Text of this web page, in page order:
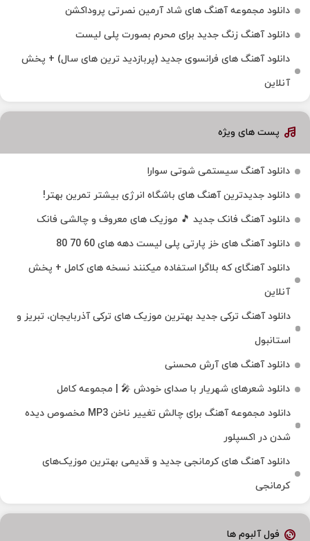
دانلود مجموعه آهنگ های شاد آرمین نصرتی پروداکشن
دانلود آهنگ زنگ جدید برای محرم بصورت پلی لیست
دانلود آهنگ های فرانسوی جدید (پربازدید ترین های سال) + پخش
آنلاین
پست های ویژه
دانلود آهنگ سیستمی شوتی سوارا
دانلود جدیدترین آهنگ‌ های باشگاه انرژی بیشتر تمرین بهتر!
دانلود آهنگ فانک جدید 🎵 موزیک‌ های معروف و چالشی فانک
دانلود آهنگ های خز پارتی پلی لیست دهه های 60 70 80
دانلود آهنگای که بلاگرا استفاده میکنند نسخه های کامل + پخش
آنلاین
دانلود آهنگ ترکی جدید بهترین موزیک‌ های ترکی آذربایجان، تبریز و
استانبول
دانلود آهنگ های آرش محسنی
دانلود شعرهای شهریار با صدای خودش 🎤 | مجموعه کامل
دانلود مجموعه آهنگ برای چالش تغییر ناخن MP3 مخصوص دیده
شدن در اکسپلور
دانلود آهنگ‌ های کرمانجی جدید و قدیمی بهترین موزیک‌های
کرمانجی
فول آلبوم ها